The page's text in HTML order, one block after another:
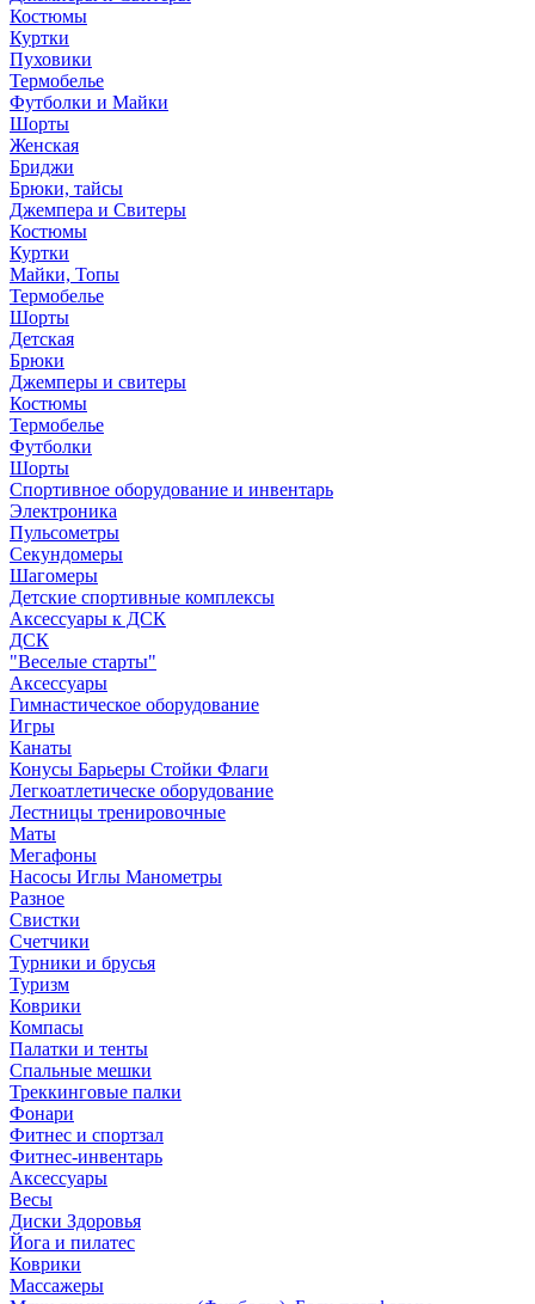
Костюмы
Куртки
Пуховики
Термобелье
Футболки и Майки
Шорты
Женская
Бриджи
Брюки, тайсы
Джемпера и Свитеры
Костюмы
Куртки
Майки, Топы
Термобелье
Шорты
Детская
Брюки
Джемперы и свитеры
Костюмы
Термобелье
Футболки
Шорты
Спортивное оборудование и инвентарь
Электроника
Пульсометры
Секундомеры
Шагомеры
Детские спортивные комплексы
Аксессуары к ДСК
ДСК
"Веселые старты"
Аксессуары
Гимнастическое оборудование
Игры
Канаты
Конусы Барьеры Стойки Флаги
Легкоатлетическе оборудование
Лестницы тренировочные
Маты
Мегафоны
Насосы Иглы Манометры
Разное
Свистки
Счетчики
Турники и брусья
Туризм
Коврики
Компасы
Палатки и тенты
Спальные мешки
Треккинговые палки
Фонари
Фитнес и спортзал
Фитнес-инвентарь
Аксессуары
Весы
Диски Здоровья
Йога и пилатес
Коврики
Массажеры